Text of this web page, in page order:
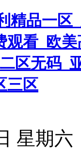
精品一区
观看_欧
区无码
三区
日 星期